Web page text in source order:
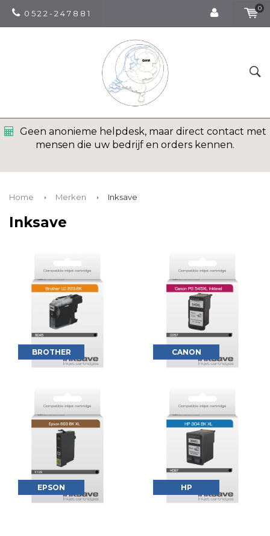
0 5 2 2 - 2 4 7 8 8 1
0
Geen anonieme helpdesk, maar direct contact met
mensen die uw bedrijf en orders kennen.
Home Merken Inksave
Inksave
BROTHER CANON
EPSON HP